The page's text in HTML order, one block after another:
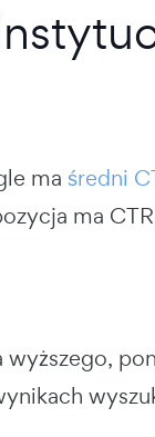
ma średni
ma